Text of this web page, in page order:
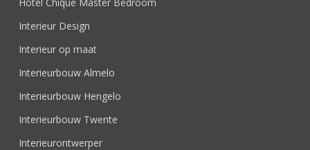
Interieur Design
Interieur op maat
Interieurbouw Almelo
Interieurbouw Hengelo
Interieurbouw Twente
Interieurontwerper